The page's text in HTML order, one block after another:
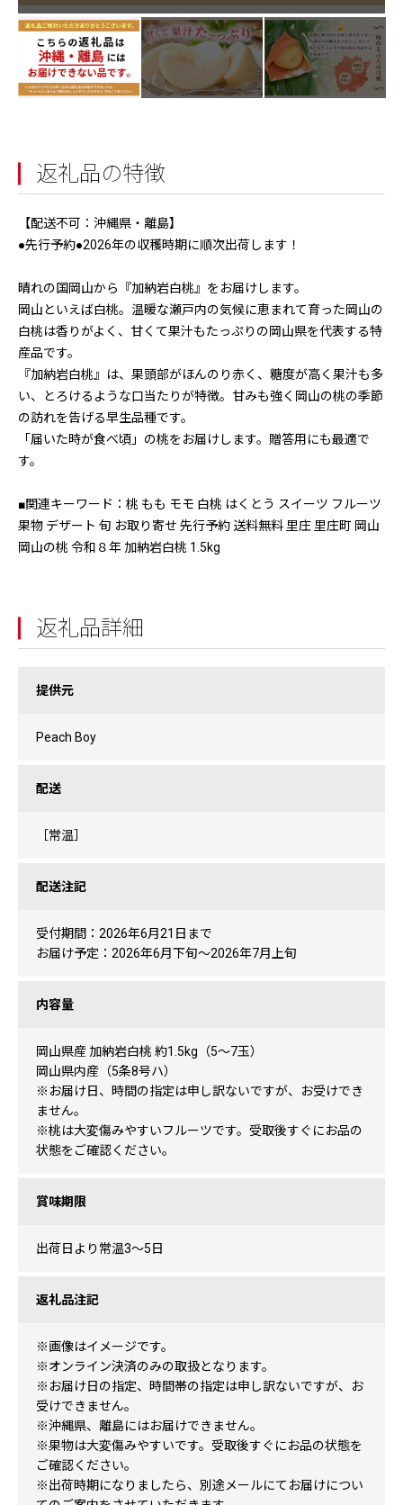
返礼品の特徴
【配送不可：沖縄県・離島】
●先行予約●2026年の収穫時期に順次出荷します！
晴れの国岡山から『加納岩白桃』をお届けします。
岡山といえば白桃。温暖な瀬戸内の気候に恵まれて育った岡山の
白桃は香りがよく、甘くて果汁もたっぷりの岡山県を代表する特
産品です。
『加納岩白桃』は、果頭部がほんのり赤く、糖度が高く果汁も多
い、とろけるような口当たりが特徴。甘みも強く岡山の桃の季節
の訪れを告げる早生品種です。
「届いた時が食べ頃」の桃をお届けします。贈答用にも最適で
す。
■関連キーワード：桃 もも モモ 白桃 はくとう スイーツ フルーツ
果物 デザート 旬 お取り寄せ 先行予約 送料無料 里庄 里庄町 岡山
岡山の桃 令和８年 加納岩白桃 1.5kg
返礼品詳細
提供元
Peach Boy
配送
［常温］
配送注記
受付期間：2026年6月21日まで
お届け予定：2026年6月下旬～2026年7月上旬
内容量
岡山県産 加納岩白桃 約1.5kg（5～7玉）
岡山県内産（5条8号ハ）
※お届け日、時間の指定は申し訳ないですが、お受けでき
ません。
※桃は大変傷みやすいフルーツです。受取後すぐにお品の
状態をご確認ください。
賞味期限
出荷日より常温3～5日
返礼品注記
※画像はイメージです。
※オンライン決済のみの取扱となります。
※お届け日の指定、時間帯の指定は申し訳ないですが、お
受けできません。
※沖縄県、離島にはお届けできません。
※果物は大変傷みやすいです。受取後すぐにお品の状態を
ご確認ください。
※出荷時期になりましたら、別途メールにてお届けについ